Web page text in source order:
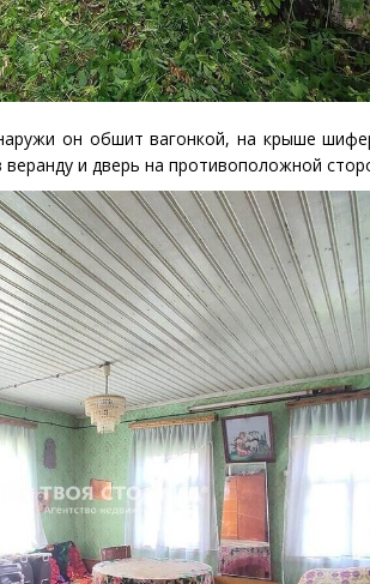
он обшит вагонкой, на крыше
и дверь на противоположной